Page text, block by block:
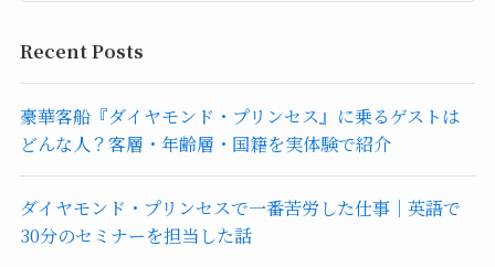
Recent Posts
豪華客船『ダイヤモンド・プリンセス』に乗るゲストは
どんな人？客層・年齢層・国籍を実体験で紹介
ダイヤモンド・プリンセスで一番苦労した仕事｜英語で
30分のセミナーを担当した話